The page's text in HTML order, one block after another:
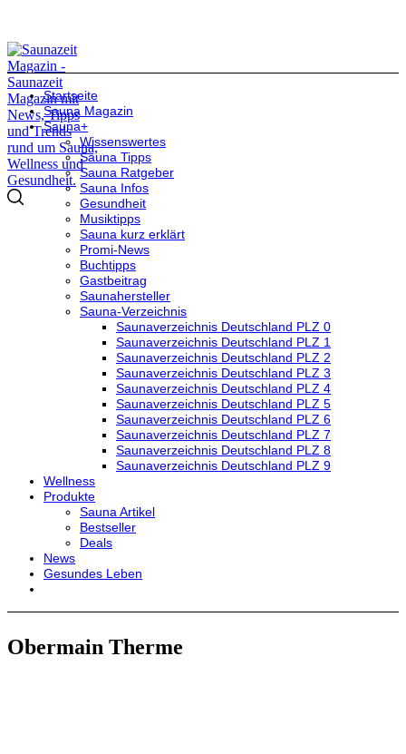
Startseite
Sauna Magazin
Sauna+
Wissenswertes
Sauna Tipps
Sauna Ratgeber
Sauna Infos
Gesundheit
Musiktipps
Sauna kurz erklärt
Promi-News
Buchtipps
Gastbeitrag
Saunahersteller
Sauna-Verzeichnis
Saunaverzeichnis Deutschland PLZ 0
Saunaverzeichnis Deutschland PLZ 1
Saunaverzeichnis Deutschland PLZ 2
Saunaverzeichnis Deutschland PLZ 3
Saunaverzeichnis Deutschland PLZ 4
Saunaverzeichnis Deutschland PLZ 5
Saunaverzeichnis Deutschland PLZ 6
Saunaverzeichnis Deutschland PLZ 7
Saunaverzeichnis Deutschland PLZ 8
Saunaverzeichnis Deutschland PLZ 9
Wellness
Produkte
Sauna Artikel
Bestseller
Deals
News
Gesundes Leben
Obermain Therme